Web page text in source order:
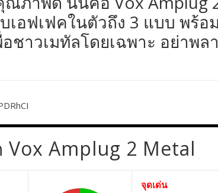
เอฟเฟคในตัวถึง 3 แบบ พร้
ชาวเมทัลโดยเฉพาะ อย่าพล
Amplug 2 Metal
จุดเด่น